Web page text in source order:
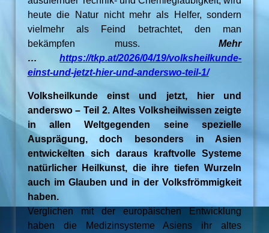
heute die Natur nicht mehr als Helfer, sondern
vielmehr als Feind betrachtet, den man
bekämpfen muss.
Mehr
…https://tkp.at/2026/04/19/volksheilkunde-
einst-und-jetzt-hier-und-anderswo-teil-1/
Volksheilkunde einst und jetzt, hier und
anderswo – Teil 2. Altes Volksheilwissen zeigte
in allen Weltgegenden seine spezielle
Ausprägung, doch besonders in Asien
entwickelten sich daraus kraftvolle Systeme
natürlicher Heilkunst, die ihre tiefen Wurzeln
auch im Glauben und in der Volksfrömmigkeit
haben.
Verglichen mit der europäischen Entwicklung
haben die Medizinsysteme Asiens ihr altes